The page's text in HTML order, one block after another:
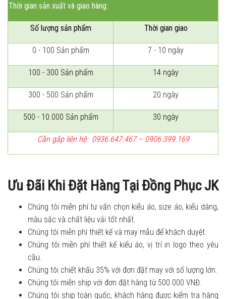
Thời gian sản xuất và giao hàng:
Số lượng sản phẩm Thời gian giao
0 - 100 Sản phẩm 7 - 10 ngày
100 - 300 Sản phẩm 14 ngày
300 - 500 Sản phẩm 20 ngày
500 - 10.000 Sản phẩm 30 ngày
Cần gấp liên hệ: 0936.647.467 – 0906.399.169
Ưu Đãi Khi Đặt Hàng Tại Đồng Phục JK
Chúng tôi miễn phí tư vấn chọn kiểu áo, size áo, kiểu dáng,
màu sắc và chất liệu vải tốt nhất.
Chúng tôi miễn phí thiết kế và may mẫu để khách duyệt.
Chúng tôi miễn phí thiết kế kiểu áo, vị trí in logo theo yêu
cầu.
Chúng tôi chiết khấu 35% với đơn đặt may với số lượng lớn.
Chúng tôi miễn ship với đơn đặt hàng từ 500.000 VNĐ.
Chúng tôi ship toàn quốc, khách hàng được kiểm tra hàng